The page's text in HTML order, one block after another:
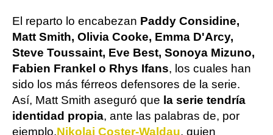
El reparto lo encabezan Paddy Considine,
Matt Smith, Olivia Cooke, Emma D'Arcy,
Steve Toussaint, Eve Best, Sonoya Mizuno,
Fabien Frankel o Rhys Ifans, los cuales han
sido los más férreos defensores de la serie.
Así, Matt Smith aseguró que la serie tendría
identidad propia, ante las palabras de, por
ejemplo,Nikolaj Coster-Waldau, quien